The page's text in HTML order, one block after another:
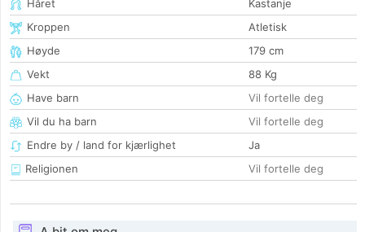
Håret
Kastanje
Kroppen
Atletisk
Høyde
179 cm
Vekt
88 Kg
Have barn
Vil fortelle deg
Vil du ha barn
Vil fortelle deg
Endre by / land for kjærlighet
Ja
Religionen
Vil fortelle deg